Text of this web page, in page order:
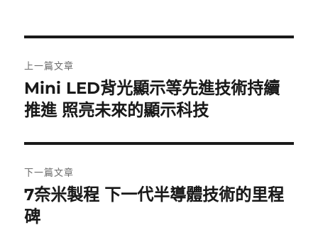
章
導
覽
上一篇文章
上
一
文
章:
Mini LED背光顯示等先進技術持續
推進 照亮未來的顯示科技
下一篇文章
下
一
7奈米製程 下一代半導體技術的里程
碑